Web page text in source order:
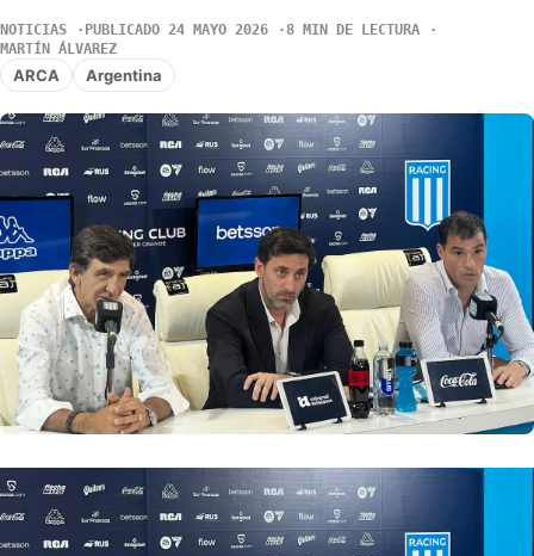
NOTICIAS PUBLICADO 24 MAYO 2026
8 MIN DE LECTURA
MARTÍN ÁLVAREZ
ARCA Argentina